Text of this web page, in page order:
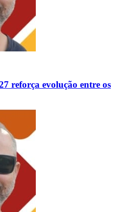
reforça evolução entre os